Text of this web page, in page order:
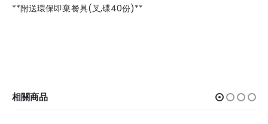
**附送環保即棄餐具(叉,碟40份)**
相關商品